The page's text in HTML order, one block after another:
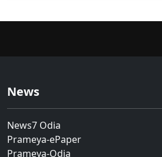
News
News7 Odia
Prameya-ePaper
Prameya-Odia